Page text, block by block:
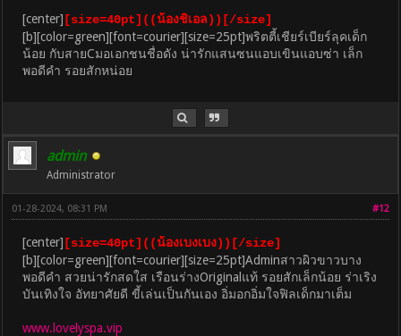
[center] [size=40pt]((น้องชิเอล))[/size]
[b][color=green][font=courier][size=25pt]พริตตี้เชียร์เบียร์ลุคเด็ก
น้อย กับสายCมอเอกชนชื่อดัง น่ารักแสนซนแอบเขินแอบซ่า เล็ก
พอดีคำ รอยสักหน่อย
admin
Administrator
#12
01-28-2024, 08:31 PM
[center] [size=40pt]((น้องเบงเบง))[/size]
[b][color=green][font=courier][size=25pt]Adminสาวผิวขาวบาง
พอดีคำ สวยน่ารักสดใส เรือนร่างOriginalแท้ รอยสักเล็กน้อย ร่าเริง
บันเทิงใจ อัทยาศัยดี ขี้เล่นเป็นกันเอง อิ่มอกอิ่มใจฟิลเด็กมาเต็ม
www.lovelyspa.vip